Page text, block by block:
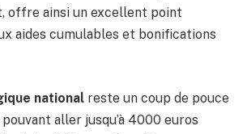
offre ainsi un excellent point
aides cumulables et bonifications
national reste un coup de pouce
aller jusqu’à 4000 euros